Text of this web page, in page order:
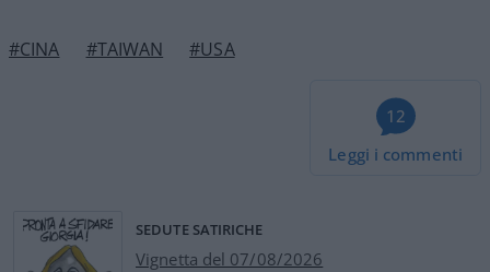
#CINA #TAIWAN #USA
12
Leggi i commenti
SEDUTE SATIRICHE
Vignetta del 07/08/2026